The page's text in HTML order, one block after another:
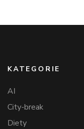
KATEGORIE
AI
City-break
Diety